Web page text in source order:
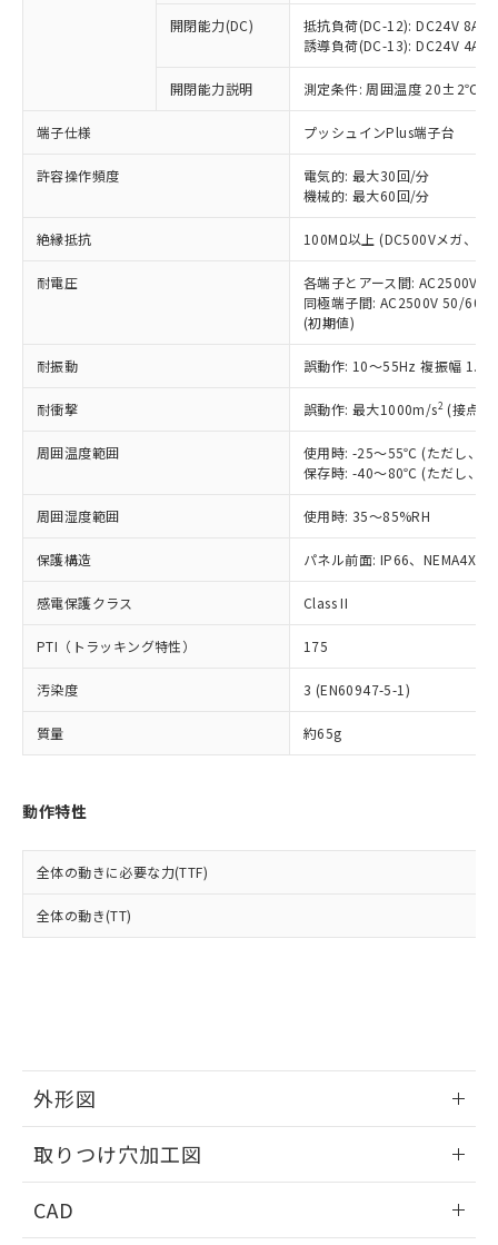
開閉能力(DC)
抵抗負荷(DC-12): DC24V 8A/
誘導負荷(DC-13): DC24V 4A/
開閉能力説明 測定条件: 周囲温度 20±2℃、
端子仕様 プッシュインPlus端子台
許容操作頻度
電気的: 最大30回/分
機械的: 最大60回/分
絶縁抵抗 100MΩ以上 (DC500Vメガ、点
耐電圧
各端子とアース間: AC2500V
同極端子間: AC2500V 50/
(初期値)
耐振動 誤動作: 10～55Hz 複振幅
耐衝撃 誤動作: 最大1000m/s2 (接点
周囲温度範囲
使用時: -25～55℃ (ただし、氷
保存時: -40～80℃ (ただし、氷
周囲湿度範囲 使用時: 35～85%RH
保護構造 パネル前面: IP66、NEMA4X,
感電保護クラス Class II
PTI（トラッキング特性） 175
汚染度 3 (EN60947-5-1)
質量 約65g
動作特性
全体の動きに必要な力(TTF)
全体の動き(TT)
外形図
取りつけ穴加工図
CAD
商品の当社在庫状況および標準価格
(税抜)を提供させていただくもので
当社制御機器事業取扱商品の中には、
本サービスの対象外となる商品もある
ことをご了承ください。
在庫状況および標準価格照会結果は、
記載している更新日時点での社内デー
タに基づき作成されるものであり、閲
覧された時点での実際の在庫および標
準価格とは異なる場合があることをご
正式な納期状況および標準価格はお客
様のお取引先、またはお客様担当のオ
ムロン制御機器販売店・当社販売員に
オムロン制御機器販売店や当社販売拠
販売ネットワーク
」をご確認
在庫状況および標準価格結果を当社の
事前の承諾なく第三者に漏洩または開
示しないようお願いします。
マイパーツ機能（部品リスト作成サー
ビス）をご利用いただくには、I-Web
メンバーズにご登録されている必要が
あります。
お客様が当ウェブサイト上で当社にご
登録された部品リストについて、当社
および当社の共同利用者が、当社の製
品・サービスに関するお客様との取
引・商談に必要な範囲で利用すること
非含有の対応状況を調査中または確認中の
非該当品：ライセンス料など無形物で、有
害物質有無と関係のない商品です。
いたものが、含有品と判明した場合などや
むを得ず変更することがあります。
鉛(Pb) 1000ppm以下、 水銀(Hg) 1000ppm以下、 カド
六価クロム(Cr(Ⅵ)) 1000ppm以下、ポリ臭化ビフェニル
類(PBB) 1000ppm以下、ポリ臭化ジフェニルエーテル類
(PBDE) 1000ppm以下、フタル酸ビス(2-エチルヘキシ
ル) (DEHP)(別名：DOP) 1000ppm以下、フタル酸ブチ
ルベンジル（BBP） 1000ppm以下、フタル酸ジブチル
（DBP） 1000ppm以下、フタル酸ジイソブチル
但し、RoHS指令で産業用監視および制御機器に対する
図的な使用がないことを確認しています。
部品在庫の切り替え状況などにより、予定
月が前後することがあります。
※3 非含有証明書ダウンロード
下記の非含有証明書をダウンロードするこ
EU RoHS指令（10物質）の非含有証明書
ものではありません。
また、RoHS指令のフタル酸エステル類４
荷製品に未対応品が混在することから備考
「○」：最大均質材料含有率が中国RoHSの
基準値以下であることを示します。
「×」：最大均質材料含有率が中国RoHSの
基準値を超えていることを示します。
い合わせください。
*中国RoHS10物質の基準値 (GB/T26572)：
Pb(鉛) :1000ppm、 Hg(水銀) : 1000ppm、 Cd(カドミウ
ム) : 100ppm、
Cr(Ⅵ)(六価クロム) : 1000ppm、 PBBs(ポリ臭化ビフェ
ニル類) : 1000ppm、 PBDEs(ポリ臭化ジフェニルエーテ
DBP(フタル酸ジブチル) : 1000ppm、 DIBP(フタル酸ジ
イソブチル) : 1000ppm、 BBP(フタル酸ブチルベンジ
DEHP(フタル酸ビス(2-エチルヘキシル)) : 1000ppm
「ｅ」：有害物質（10物質）のすべてが基
準値以下であることを示します。
「10」：通常の使用状況下において有害物
質が外部に漏えいし、環境に深刻な影響を
及ぼさない年数を意味します。
「－」：未確認です。当社販売部門へお問
当社は、これら貴社製品のうち、外国
為替および外国貿易法に定める商品
（以下｢規制貨物等」という）を輸出
または国外への提供する場合は、日本
国政府の輸出許可(または役務取引許
可)を取得するなどの必要な手続きを
当社は規制貨物を破棄する場合は、完
全に破砕するなど、違法に輸出されな
いよう必要な手段を講じます。
当社は貴社製品を、核兵器、ミサイ
ル、化学兵器、生物兵器またはその他
武器並びにこれらの製造装置等に一切
当社は、貴社製品を第三者に販売する
場合は、上記1、2および3の内容を当
該第三者に通知します。また当社は、
販売先および販売に係わる関係者が違
法に輸出するおそれがある場合は、取
り引きをいたしません。
キャンセル
一定数以上の在庫あり
一定数には満たないが在庫あり
在庫なし(最新の在庫状況につ
いては、お客様のお取引先、ま
たはお客様担当のオムロン制御
機器販売店・当社販売員にご確
受注生産機種、また在庫状況の
情報を公開していない機種